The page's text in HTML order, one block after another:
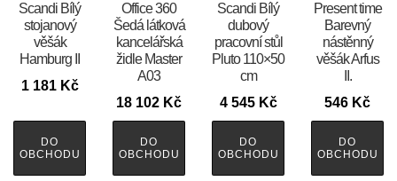
Scandi Bílý
stojanový
věšák
Hamburg II
1 181 Kč
DO
OBCHODU
Office 360
Šedá látková
kancelářská
židle Master
A03
18 102 Kč
DO
OBCHODU
Scandi Bílý
dubový
pracovní stůl
Pluto 110×50
cm
4 545 Kč
DO
OBCHODU
Present time
Barevný
nástěnný
věšák Arfus
II.
546 Kč
DO
OBCHODU